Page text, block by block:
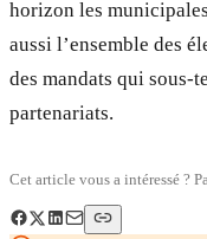
horizon les
aussi l’ensemble des
des mandats qui sous-
partenariats.
Cet article vous a intéressé ?